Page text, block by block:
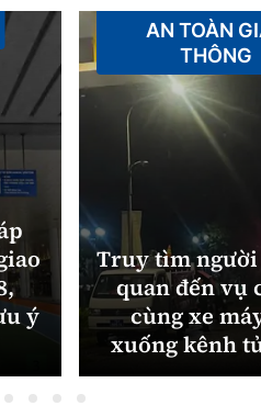
ý
Truy tìm
quan đến vụ
cùng xe
xuống kênh
AN TOÀN
THÔNG